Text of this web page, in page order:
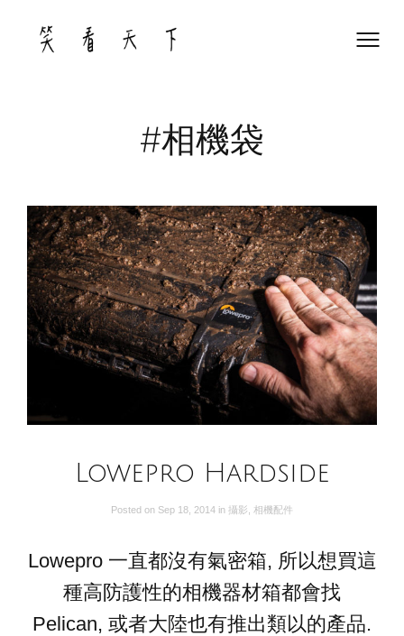
content
#相機袋
Lowepro Hardside
Posted on Sep 18, 2014 in 攝影 相機配件
Lowepro 一直都沒有氣密箱, 所以想買這
種高防護性的相機器材箱都會找
Pelican, 或者大陸也有推出類以的產品.